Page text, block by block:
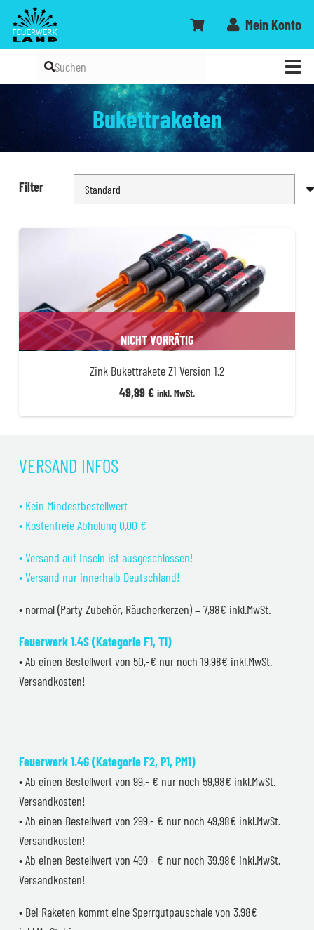
Mein Konto
Bukettraketen
Filter
NICHT VORRÄTIG
Zink Bukettrakete Z1 Version 1.2
49,99€ inkl. MwSt.
VERSAND INFOS
• Kein Mindestbestellwert
• Kostenfreie Abholung 0,00 €
• Versand auf Inseln ist ausgeschlossen!
• Versand nur innerhalb Deutschland!
• normal (Party Zubehör, Räucherkerzen) = 7,98€ inkl.MwSt.
Feuerwerk 1.4S (Kategorie F1, T1)
• Ab einen Bestellwert von 50,-€ nur noch 19,98€ inkl.MwSt.
Versandkosten!
Feuerwerk 1.4G (Kategorie F2, P1, PM1)
• Ab einen Bestellwert von 99,- € nur noch 59,98€ inkl.MwSt.
Versandkosten!
• Ab einen Bestellwert von 299,- € nur noch 49,98€ inkl.MwSt.
Versandkosten!
• Ab einen Bestellwert von 499,- € nur noch 39,98€ inkl.MwSt.
Versandkosten!
• Bei Raketen kommt eine Sperrgutpauschale von 3,98€